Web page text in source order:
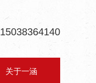
15038364140
关于一涵